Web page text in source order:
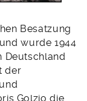
Besatzung
wurde 1944
Deutschland
der
Golzio die